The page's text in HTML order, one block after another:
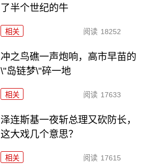
了半个世纪的牛
相关 阅读 18252
冲之鸟礁一声炮响，高市早苗的
\"岛链梦\"碎一地
相关 阅读 17633
泽连斯基一夜斩总理又砍防长，
这大戏几个意思？
相关 阅读 17615